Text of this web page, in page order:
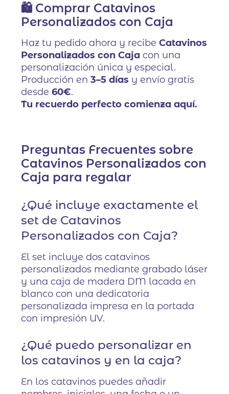
🛍️ Comprar Catavinos
Personalizados con Caja
Haz tu pedido ahora y recibeCatavinos
Personalizados con Caja con una
personalización única y especial.
Producción en3–5 días y envío gratis
desde60€.
Tu recuerdo perfecto comienza aquí.
Preguntas Frecuentes sobre
Catavinos Personalizados con
Caja para regalar
¿Qué incluye exactamente el
set de Catavinos
Personalizados con Caja?
El set incluye dos catavinos
personalizados mediante grabado láser
y una caja de madera DM lacada en
blanco con una dedicatoria
personalizada impresa en la portada
con impresión UV.
¿Qué puedo personalizar en
los catavinos y en la caja?
En los catavinos puedes añadir